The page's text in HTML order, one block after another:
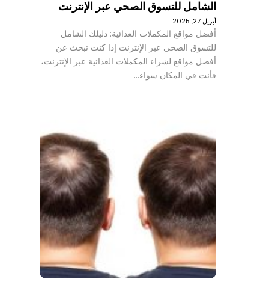
الشامل للتسوق الصحي عبر الإنترنت
أبريل 27, 2025
أفضل مواقع المكملات الغذائية: دليلك الشامل
للتسوق الصحي عبر الإنترنت إذا كنت تبحث عن
أفضل مواقع لشراء المكملات الغذائية عبر الإنترنت،
فأنت في المكان سواء…